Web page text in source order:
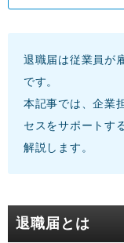
退職届は従業員が
です。
本記事では、企業
セスをサポートす
解説します。
退職届とは